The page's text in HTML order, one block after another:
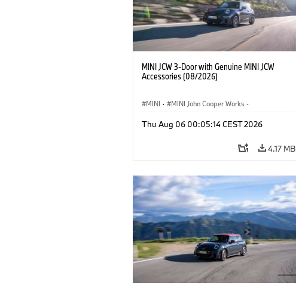
MINI JCW 3-Door with Genuine MINI JCW
Accessories (08/2026)
MINI · MINI John Cooper Works ·
Optional Extras, Accessories
Thu Aug 06 00:05:14 CEST 2026
4.17 MB